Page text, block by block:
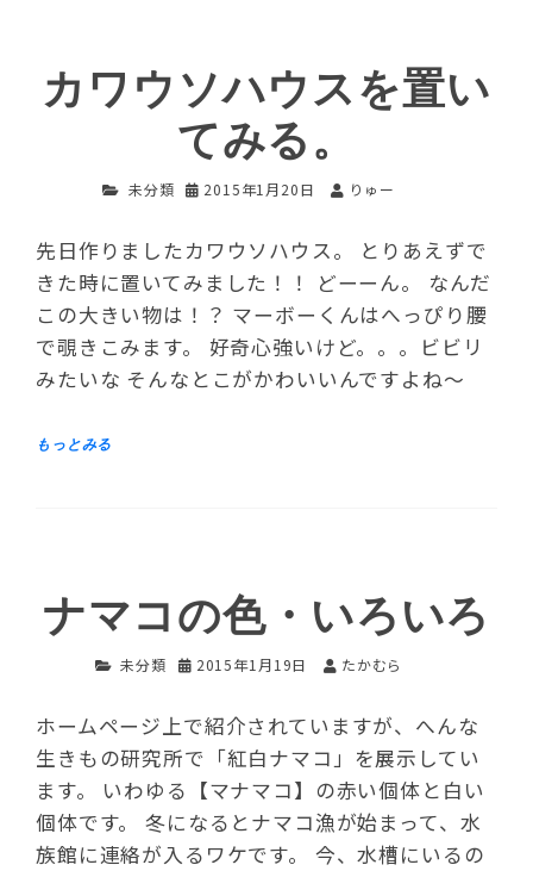
カワウソハウスを置い
てみる。
未分類 2015年1月20日 りゅー
先日作りましたカワウソハウス。 とりあえずで
きた時に置いてみました！！ どーーん。 なんだ
この大きい物は！？ マーボーくんはへっぴり腰
で覗きこみます。 好奇心強いけど。。。ビビリ
みたいな そんなとこがかわいいんですよね～
ナマコの色・いろいろ
未分類 2015年1月19日 たかむら
ホームページ上で紹介されていますが、へんな
生きもの研究所で「紅白ナマコ」を展示してい
ます。 いわゆる【マナマコ】の赤い個体と白い
個体です。 冬になるとナマコ漁が始まって、水
族館に連絡が入るワケです。 今、水槽にいるの